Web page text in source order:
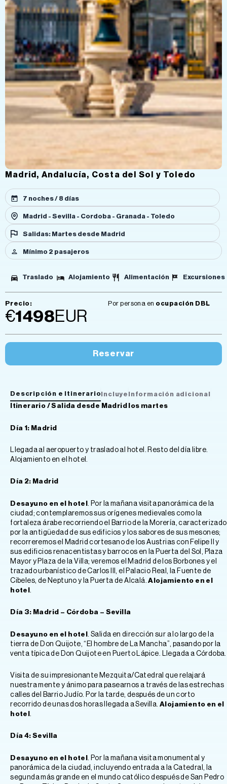
Madrid, Andalucía, Costa del Sol y Toledo
7 noches / 8 días
Madrid - Sevilla - Cordoba - Granada - Toledo
Salidas: Martes desde Madrid
Mínimo 2 pasajeros
Traslado Alojamiento Alimentación Excursiones
Precio: Por persona en ocupación DBL
€1498EUR
Reservar
Descripción e Itinerario Incluye Información adicional
Itinerario / Salida desde Madrid los martes
Día 1: Madrid
Llegada al aeropuerto y traslado al hotel. Resto del día libre.
Alojamiento en el hotel.
Día 2: Madrid
Desayuno en el hotel
. Por la mañana visita panorámica de la
ciudad; contemplaremos sus orígenes medievales como la
fortaleza árabe recorriendo el Barrio de la Morería, caracterizado
por la antigüedad de sus edificios y los sabores de sus mesones;
recorreremos el Madrid cortesano de los Austrias con Felipe II y
sus edificios renacentistas y barrocos en la Puerta del Sol, Plaza
Mayor y Plaza de la Villa; veremos el Madrid de los Borbones y el
trazado urbanístico de Carlos III, el Palacio Real, la Fuente de
Cibeles, de Neptuno y la Puerta de Alcalá.Alojamiento en el
hotel
Día 3: Madrid – Córdoba – Sevilla
Desayuno en el hotel
. Salida en dirección sur a lo largo de la
tierra de Don Quijote, “El hombre de La Mancha”, pasando por la
venta típica de Don Quijote en Puerto Lápice. Llegada a Córdoba.
Visita de su impresionante Mezquita/Catedral que relajará
nuestra mente y ánimo para pasearnos a través de las estrechas
calles del Barrio Judío. Por la tarde, después de un corto
recorrido de unas dos horas llegada a Sevilla.Alojamiento en el
hotel.
Día 4: Sevilla
Desayuno en el hotel
. Por la mañana visita monumental y
panorámica de la ciudad, incluyendo entrada a la Catedral, la
segunda más grande en el mundo católico después de San Pedro